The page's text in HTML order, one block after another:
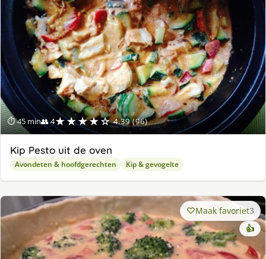
⏱ 45 min👥 4★★★★☆ 4.39 (96)
Kip Pesto uit de oven
Avondeten & hoofdgerechten Kip & gevogelte
Maak favoriet3
👍